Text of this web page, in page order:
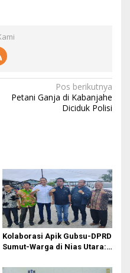
Pos berikutnya
Petani Ganja di Kabanjahe
Diciduk Polisi
Kolaborasi Apik Gubsu-DPRD
Sumut-Warga di Nias Utara:
Akhirnya Diperbaiki